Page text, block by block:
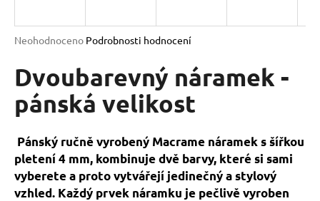
Průměrné
produktu
5
hvězdiček.
Neohodnoceno Podrobnosti hodnocení
Dvoubarevný náramek -
pánská velikost
Pánský ručně vyrobený Macrame náramek s šířkou
pletení 4 mm, kombinuje dvě barvy, které si sami
vyberete a proto vytvářejí jedinečný a stylový
vzhled. Každý prvek náramku je pečlivě vyroben
j
t
?
HLEDAT